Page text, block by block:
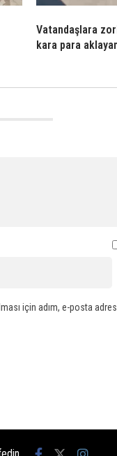
Vatandaşlara
kara para
için adım, e-posta